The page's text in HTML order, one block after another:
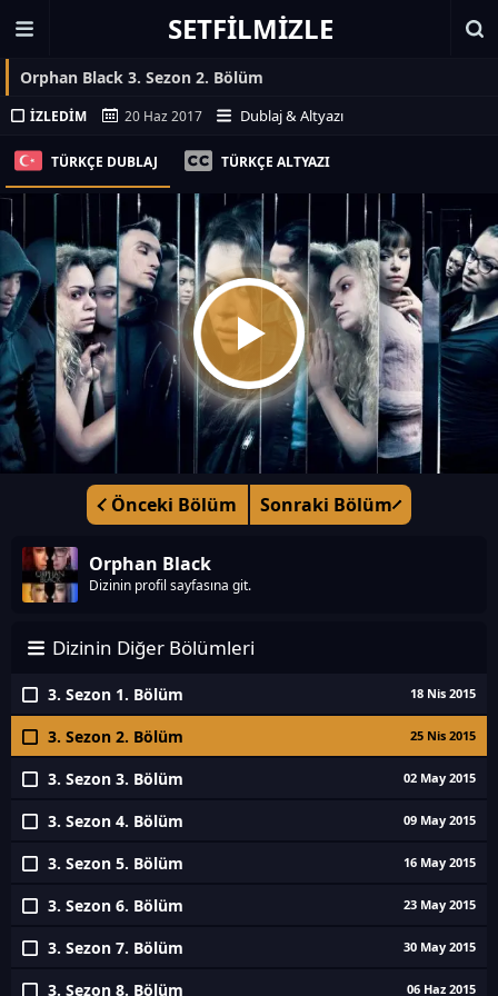
SETFILMIZLE
Orphan Black 3. Sezon 2. Bölüm
İZLEDIM 20 Haz 2017 Dublaj & Altyazı
TÜRKÇE DUBLAJ TÜRKÇE ALTYAZI
Önceki Bölüm Sonraki Bölüm
Orphan Black
Dizinin profil sayfasına git.
Dizinin Diğer Bölümleri
3. Sezon 1. Bölüm 18 Nis 2015
3. Sezon 2. Bölüm 25 Nis 2015
3. Sezon 3. Bölüm 02 May 2015
3. Sezon 4. Bölüm 09 May 2015
3. Sezon 5. Bölüm 16 May 2015
3. Sezon 6. Bölüm 23 May 2015
3. Sezon 7. Bölüm 30 May 2015
3. Sezon 8. Bölüm 06 Haz 2015